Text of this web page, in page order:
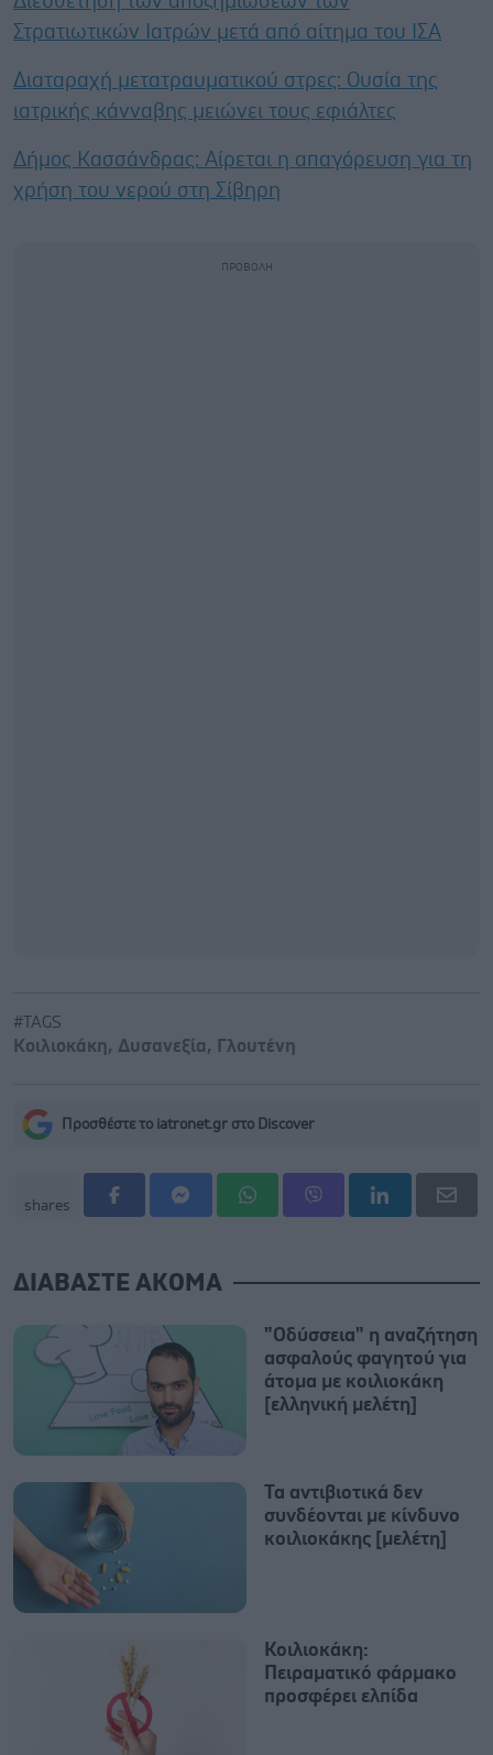
Στρατιωτικών Ιατρών μετά από αίτημα του ΙΣΑ
Διαταραχή μετατραυματικού στρες: Ουσία της
ιατρικής κάνναβης μειώνει τους εφιάλτες
Δήμος Κασσάνδρας: Αίρεται η απαγόρευση για τη
χρήση του νερού στη Σίβηρη
#TAGS
Κοιλιοκάκη, Δυσανεξία, Γλουτένη
Προσθέστε το iatronet.gr στο Discover
shares
ΔΙΑΒΑΣΤΕ ΑΚΟΜΑ
"Οδύσσεια" η αναζήτηση
ασφαλούς φαγητού για
άτομα με κοιλιοκάκη
[ελληνική μελέτη]
Τα αντιβιοτικά δεν
συνδέονται με κίνδυνο
κοιλιοκάκης [μελέτη]
Κοιλιοκάκη:
Πειραματικό φάρμακο
προσφέρει ελπίδα